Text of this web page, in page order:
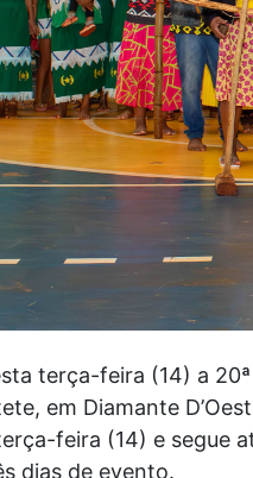
terça-feira (14) a
em Diamante
feira (14) e segue
dias de evento.